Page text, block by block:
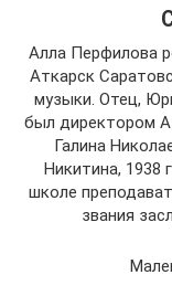
Алла Перфилова
Аткарск
музыки. Отец,
был директором
Галина
Никитина, 1938
школе
звания